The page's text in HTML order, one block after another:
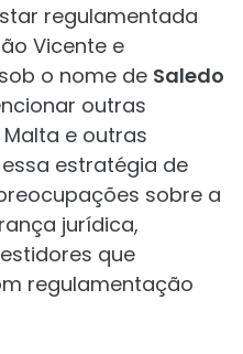
regulamentada
Vicente e
o nome de Saledo
outras
e outras
estratégia de
sobre a
jurídica,
que
regulamentação